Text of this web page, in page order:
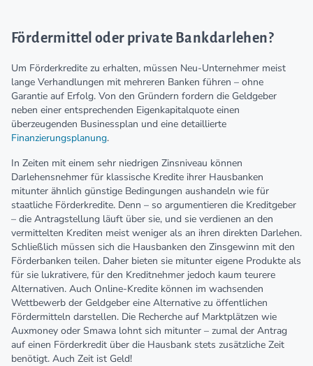
Fördermittel oder private Bankdarlehen?
Um Förderkredite zu erhalten, müssen Neu-Unternehmer meist
lange Verhandlungen mit mehreren Banken führen – ohne
Garantie auf Erfolg. Von den Gründern fordern die Geldgeber
neben einer entsprechenden Eigenkapitalquote einen
überzeugenden Businessplan und eine detaillierte
Finanzierungsplanung.
In Zeiten mit einem sehr niedrigen Zinsniveau können
Darlehensnehmer für klassische Kredite ihrer Hausbanken
mitunter ähnlich günstige Bedingungen aushandeln wie für
staatliche Förderkredite. Denn – so argumentieren die Kreditgeber
– die Antragstellung läuft über sie, und sie verdienen an den
vermittelten Krediten meist weniger als an ihren direkten Darlehen.
Schließlich müssen sich die Hausbanken den Zinsgewinn mit den
Förderbanken teilen. Daher bieten sie mitunter eigene Produkte als
für sie lukrativere, für den Kreditnehmer jedoch kaum teurere
Alternativen. Auch Online-Kredite können im wachsenden
Wettbewerb der Geldgeber eine Alternative zu öffentlichen
Fördermitteln darstellen. Die Recherche auf Marktplätzen wie
Auxmoney oder Smawa lohnt sich mitunter – zumal der Antrag
auf einen Förderkredit über die Hausbank stets zusätzliche Zeit
benötigt. Auch Zeit ist Geld!